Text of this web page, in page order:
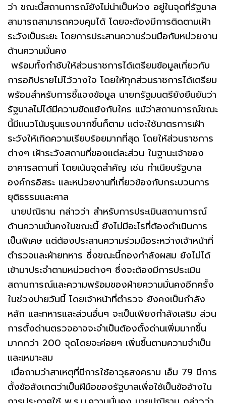
ว่า ขณะนี้สถานการณ์ยังไม่น่าเป็นห่วง อยู่ในจุดที่รัฐบาล
สามารถสามารถควบคุมได้ โดยจะต้องมีการติดตามเฝ้า
ระวังเป็นระยะ โดยการประสานความร่วมมือกับหน่วยงาน
ด้านความมั่นคง
พร้อมทั้งกำชับให้ส่วนราชการได้เตรียมข้อมูลเกี่ยวกับ
การอภิปรายไม่ไว้วางใจ โดยให้ทุกส่วนราชการได้เตรียม
พร้อมสำหรับการชี้แจงข้อมูล นายกรัฐมนตรียังยืนยันว่า
รัฐบาลไม่ได้มีความขัดแย้งกับใคร แม้ว่าสถานการณ์ขณะ
นี้มีแนวโน้มรุนแรงมากขึ้นก็ตาม แต่จะใช้มาตรการเฝ้า
ระวังให้เกิดความเรียบร้อยมากที่สุด โดยให้ส่วนราชการ
ต่างๆ เฝ้าระวังสถานที่ของแต่ละส่วน ในฐานะเจ้าของ
อาคารสถานที่ โดยเน้นจุดสำคัญ เช่น ทำเนียบรัฐบาล
องค์กรอิสระ และหน่วยงานที่เกี่ยวข้องกับกระบวนการ
ยุติธรรมและศาล
นายปณิธาน กล่าวว่า สำหรับการประเมินสถานการณ์
ด้านความมั่นคงในขณะนี้ ยังไม่มีอะไรที่ต้องดำเนินการ
เป็นพิเศษ แต่ต้องประสานความร่วมมือระหว่างเจ้าหน้าที่
ตำรวจและฝ่ายทหาร ซึ่งขณะนี้กองกำลังผสม ยังไม่ได้
เข้ามาประจำตามหน่วยต่างๆ ซึ่งจะต้องมีการประเมิน
สถานการณ์และความพร้อมของฝ่ายความมั่นคงอีกครั้ง
ในช่วงบ่ายวันนี้ โดยเจ้าหน้าที่ตำรวจ ยังคงเป็นกำลัง
หลัก และทหารและส่วนอื่นๆ จะเป็นเพียงกำลังเสริม ส่วน
การตั้งด่านตรวจอาจจะจำเป็นต้องตั้งด่านเพิ่มมากขึ้น
มากกว่า 200 จุดโดยจะค่อยๆ เพิ่มขึ้นตามความจำเป็น
และเหมาะสม
เมื่อถามว่าสาเหตุที่มีการใช้อาวุธสงคราม เอ็ม 79 มีการ
ตั้งข้อสังเกตว่าเป็นฝีมือของรัฐบาลเพื่อใช้เป็นข้ออ้างใน